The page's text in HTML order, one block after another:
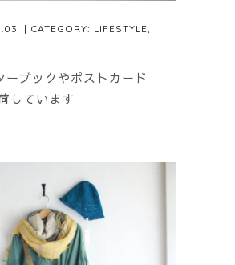
| CATEGORY: LIFESTYLE,
ブックやポストカード
しています